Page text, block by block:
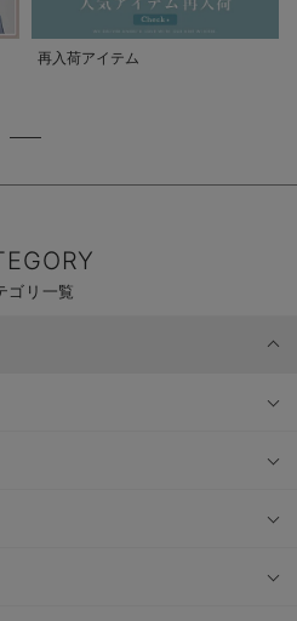
再入荷アイテム
ゴリ一覧